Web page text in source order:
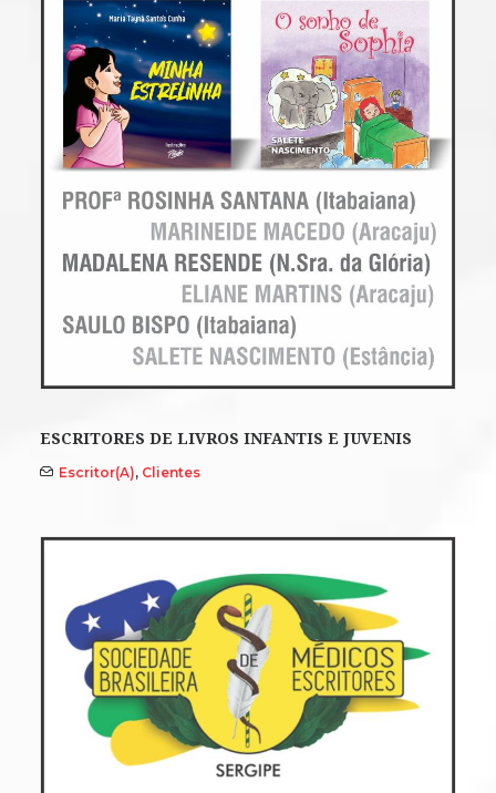
ESCRITORES DE LIVROS INFANTIS E JUVENIS
Escritor(a), Clientes